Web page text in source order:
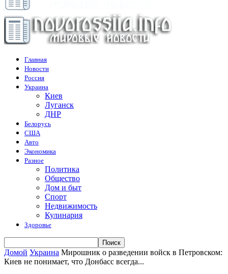
Главная
Новости
Россия
Украина
Киев
Луганск
ДНР
Белорусь
США
Авто
Экономика
Разное
Политика
Общество
Дом и быт
Спорт
Недвижимость
Кулинария
Здоровье
Домой Украина Мирошник о разведении войск в Петровском:
Киев не понимает, что Донбасс всегда...